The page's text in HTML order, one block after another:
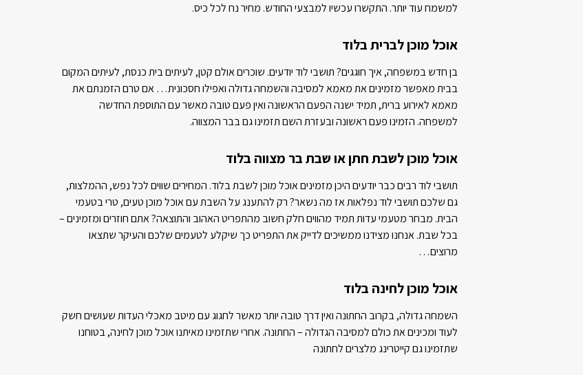
למשמח עוד יותר. התקשרו עכשיו למבצעי החודש. מחיר נח לכל כיס.
אוכל מוכן לברית בלוד
בן חדש במשפחה, איך חוגגים? תושבי לוד יודעים. שוכרים אולם קטן, לעיתים בית כנסת, לעיתים המקום
בבית מאפשר מזמינים את מאמא למסיבה והשמחה גדולה ואפילו חסכונית… אם טרם הזמנתם את
מאמא לאירוע ברית, תמיד ישנה הפעם הראשונה ואין פעם טובה מאשר עם התוספת החדשה
למשפחה. הזמינו פעם ראשונה ובעזרת השם תזמינו גם בבר המצווה.
אוכל מוכן לשבת חתן או שבת בר מצווה בלוד
תושבי לוד רבים כבר יודעים היכן מזמינים אוכל מוכן לשבת בלוד. המחירים שווים לכל נפש, ההמלצות,
גם שלכם תושבי לוד נפלאות אז מה נשאר? רק להתענג על השבת עם אוכל מוכן טעים, טרי בטעמי
הבית. מבחר מטעמי עדות תמיד מהווים חלק חשוב מהתפריט האהוב והתוצאה? אתם חוזרים ומזמינים –
בכל שבת. אנחנו מצידנו ממשיכים לדייק את התפריט כך שיקלע לטעמים שלכם והעיקר שתצאו
מרוצים…
אוכל מוכן לחינה בלוד
השמחה גדולה, בקרוב החתונה ואין דרך טובה יותר מאשר לחגוג עם מיטב מאכלי העדות שעושים חשק
לעוד ומכינים את כולם למסיבה הגדולה – החתונה. אחרי שתזמינו מאיתנו אוכל מוכן לחינה, בטוחנו
שתזמינו גם קייטרינג מלצרים לחתונה